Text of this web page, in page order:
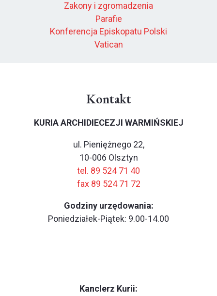
Zakony i zgromadzenia
Parafie
Konferencja Episkopatu Polski
Vatican
Kontakt
KURIA ARCHIDIECEZJI WARMIŃSKIEJ
ul. Pieniężnego 22,
10-006 Olsztyn
tel. 89 524 71 40
fax 89 524 71 72
Godziny urzędowania:
Poniedziałek-Piątek: 9.00-14.00
Kanclerz Kurii: